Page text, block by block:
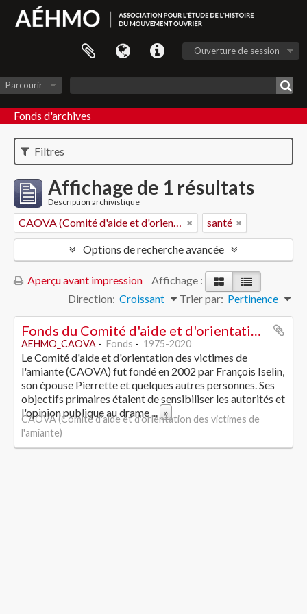
Ouverture de session
Parcourir
Fonds d'archives
Filtres
Affichage de 1 résultats
Description archivistique
CAOVA (Comité d'aide et d'orientation des victimes de l'amiante) santé
Options de recherche avancée
Aperçu avant impression
Affichage :
Trier par: Pertinence
Direction: Croissant
Fonds du Comité d'aide et d'orientation des victimes de l'amiante
AEHMO_CAOVA Fonds 1975-2020
Le Comité d'aide et d'orientation des victimes de
l'amiante (CAOVA) fut fondé en 2002 par François Iselin,
son épouse Pierrette et quelques autres personnes. Ses
objectifs primaires étaient de sensibiliser les autorités et
l'opinion publique au drame... »
CAOVA (Comité d'aide et d'orientation des victimes de
l'amiante)